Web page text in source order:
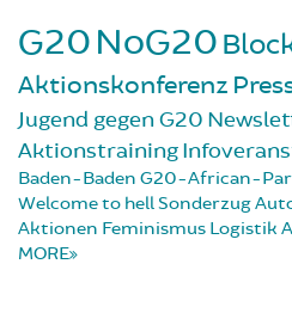
G20NoG20
Aktionskonferenz
Jugend gegen G20
Aktionstraining
Baden-Baden G20-African-
Welcome to hellSonderzug
Aktionen Feminismus Logistik
MORE